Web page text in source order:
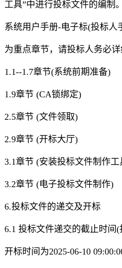
工具”中进行投标文件的编制
系统用户手册-电子标(投标人
为重点章节，请投标人务必详
1.1--1.7章节(系统前期准备)
1.9章节 (CA锁绑定)
2.5章节 (文件领取)
2.9章节 (开标大厅)
3.1章节 (安装投标文件制作工
3.2章节 (电子投标文件制作)
6.投标文件的递交及开标
6.1 投标文件递交的截止时间
开标时间为2025-06-10